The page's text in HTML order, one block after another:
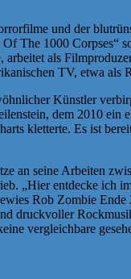
und der
The 1000 Corpses“
als
TV, etwa als
Künstler
dem 2010 ein
kletterte. Es ist
an seine Arbeiten
„Hier entdecke ich
Rob Zombie
druckvoller
vergleichbare